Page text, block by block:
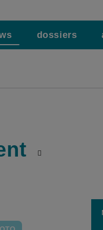
dossiers